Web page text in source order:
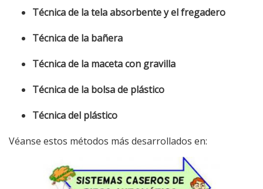
Técnica de la tela absorbente y el fregadero
Técnica de la bañera
Técnica de la maceta con gravilla
Técnica de la bolsa de plástico
Técnica del plástico
Véanse estos métodos más desarrollados en: